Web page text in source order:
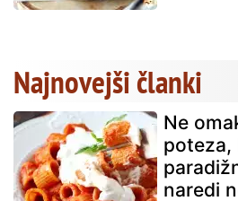
Najnovejši članki
Ne
poteza,
naredi